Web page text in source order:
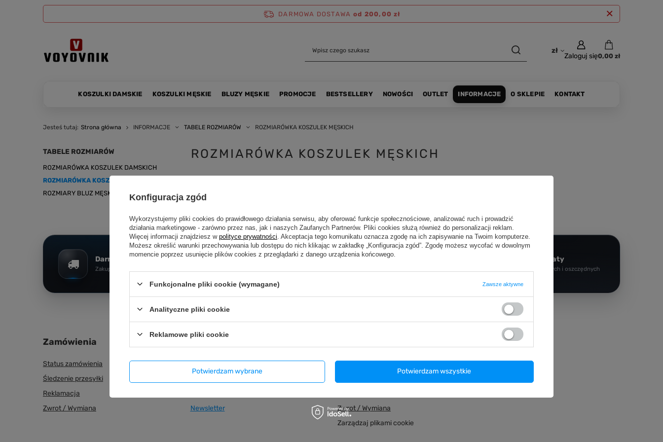
DARMOWA DOSTAWA od 200,00 zł
zł
Zaloguj się0,00 zł
KOSZULKI DAMSKIE KOSZULKI MĘSKIE BLUZY MĘSKIE PROMOCJE BESTSELLERY NOWOŚCI OUTLET INFORMACJE O SKLEPIE KONTAKT
Jesteś tutaj: Strona główna INFORMACJE TABELE ROZMIARÓW ROZMIARÓWKA KOSZULEK MĘSKICH
TABELE ROZMIARÓW
ROZMIARÓWKA KOSZULEK DAMSKICH
ROZMIARÓWKA KOSZULEK MĘSKICH
ROZMIARY BLUZ MĘSKICH
ROZMIARÓWKA KOSZULEK MĘSKICH
Darmowy transport
Zakupy za min. 200 zł
Bezpieczne zakupy Wygodne zwroty
przyczyny
Paczkomaty
Dla wygodnych i oszczędnych
Zamówienia
Status zamówienia
Śledzenie przesyłki
Reklamacja
Zwrot / Wymiana
Konto
Zarejestruj się
Newsletter
Zwrot / Wymiana
Zarządzaj plikami cookie
Social Media
Konfiguracja zgód
Wykorzystujemy pliki cookies do prawidłowego działania serwisu, aby oferować funkcje społecznościowe, analizować ruch i prowadzić
działania marketingowe - zarówno przez nas, jak i naszych Zaufanych Partnerów. Pliki cookies służą również do personalizacji reklam.
Więcej informacji znajdziesz w polityce prywatności . Akceptacja tego komunikatu oznacza zgodę na ich zapisywanie na Twoim komputerze.
Możesz określić warunki przechowywania lub dostępu do nich klikając w zakładkę „Konfiguracja zgód”. Zgodę możesz wycofać w dowolnym
momencie poprzez usunięcie plików cookies z przeglądarki z danego urządzenia końcowego.
Funkcjonalne pliki cookie (wymagane) Zawsze aktywne
Analityczne pliki cookie
Reklamowe pliki cookie
Potwierdzam wybrane Potwierdzam wszystkie